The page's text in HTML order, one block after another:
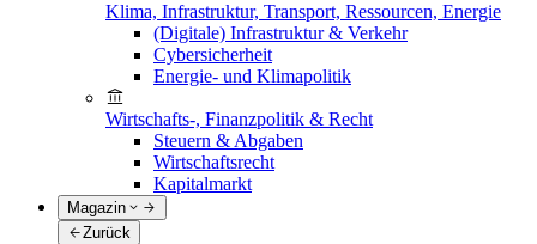
Klima, Infrastruktur, Transport, Ressourcen, Energie
(Digitale) Infrastruktur & Verkehr
Cybersicherheit
Energie- und Klimapolitik
Wirtschafts-, Finanzpolitik & Recht
Steuern & Abgaben
Wirtschaftsrecht
Kapitalmarkt
Magazin
Zurück